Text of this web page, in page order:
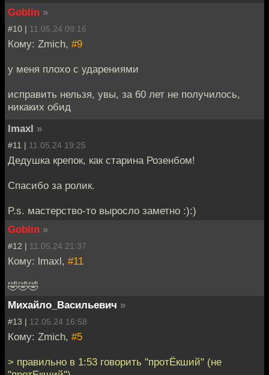
Goblin »
#10 | 11.05.24 09:16
Кому: Zmich, #9
у меня плохо с ударениями
исправить нельзя, увы, за 60 лет не получилось,
никаких обид
lmaxl »
#11 | 11.05.24 19:25
Дедушка крепок, как старина Розенбом!
Спасибо за ролик.
P.s. мастерство-то выросло заметно :):)
Goblin »
#12 | 11.05.24 21:37
Кому: lmaxl, #11
🤣🤣🤣
Михайло_Васильевич »
#13 | 12.05.24 16:58
Кому: Zmich, #5
> правильно в 1:53 говорить "протЁкший" (не